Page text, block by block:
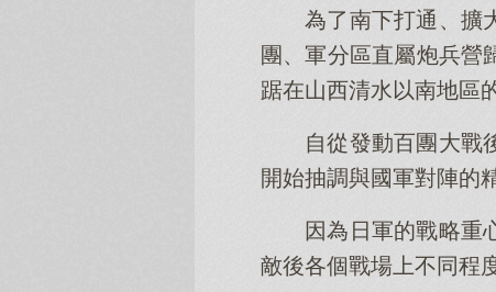
為了南下打通、擴
團、軍分區直屬炮兵營
踞在山西清水以南地區
自從發動百團大戰
開始抽調與國軍對陣的
因為日軍的戰略重
敵後各個戰場上不同程